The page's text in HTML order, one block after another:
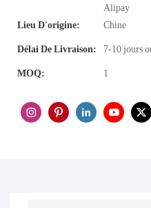
Alipay
Lieu D'origine:
Chine
Délai De Livraison: 7-10 jours
MOQ: 1